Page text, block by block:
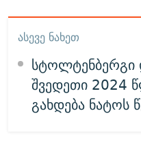
ᲐᲡᲔᲕᲔ ᲜᲐᲮᲔᲗ
სტოლტენბერგი
შვედეთი 2024
გახდება ნატოს